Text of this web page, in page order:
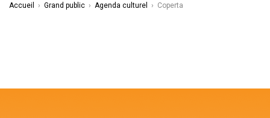
Accueil › Grand public › Agenda culturel › Coperta